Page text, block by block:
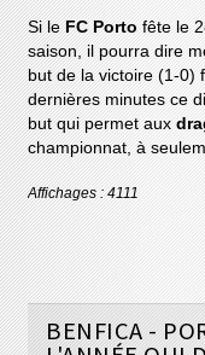
Si le FC Porto fête le
saison, il pourra dire
but de la victoire (1-0)
dernières minutes ce
but qui permet aux
championnat, à
Affichages : 4111
BENFICA -